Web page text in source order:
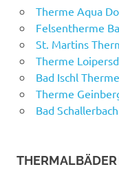
Therme Aqua
Felsentherme
St. Martins
Therme
Bad Ischl Therme
Therme
Bad Schallerbach